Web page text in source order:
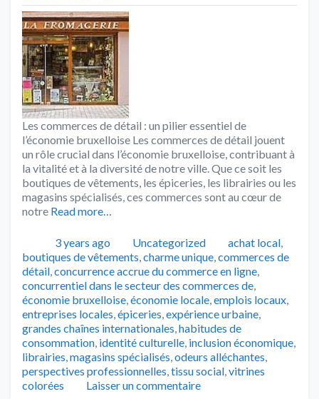
Les commerces de détail : un pilier essentiel de
l’économie bruxelloise Les commerces de détail jouent
un rôle crucial dans l’économie bruxelloise, contribuant à
la vitalité et à la diversité de notre ville. Que ce soit les
boutiques de vêtements, les épiceries, les librairies ou les
magasins spécialisés, ces commerces sont au cœur de
notre Read more…
Publié3 years ago Catégories
Uncategorized Tags
achat local,
boutiques de vêtements,charme unique,commerces de
détail,concurrence accrue du commerce en ligne,
concurrentiel dans le secteur des commerces de,
économie bruxelloise,économie locale,emplois locaux,
entreprises locales,épiceries,expérience urbaine,
grandes chaînes internationales,habitudes de
consommation, identité culturelle, inclusion économique,
librairies,magasins spécialisés,odeurs alléchantes,
perspectives professionnelles,tissu social,vitrines
colorées
Laisser un commentaire